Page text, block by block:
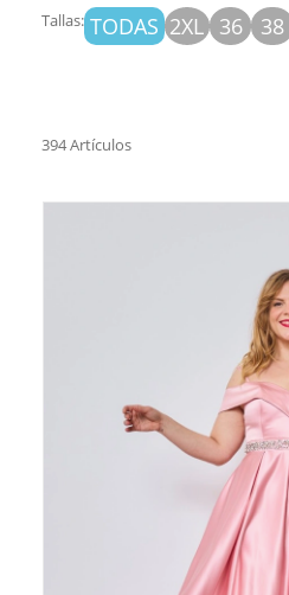
Tallas: TODAS 2XL 36 38
394 Artículos